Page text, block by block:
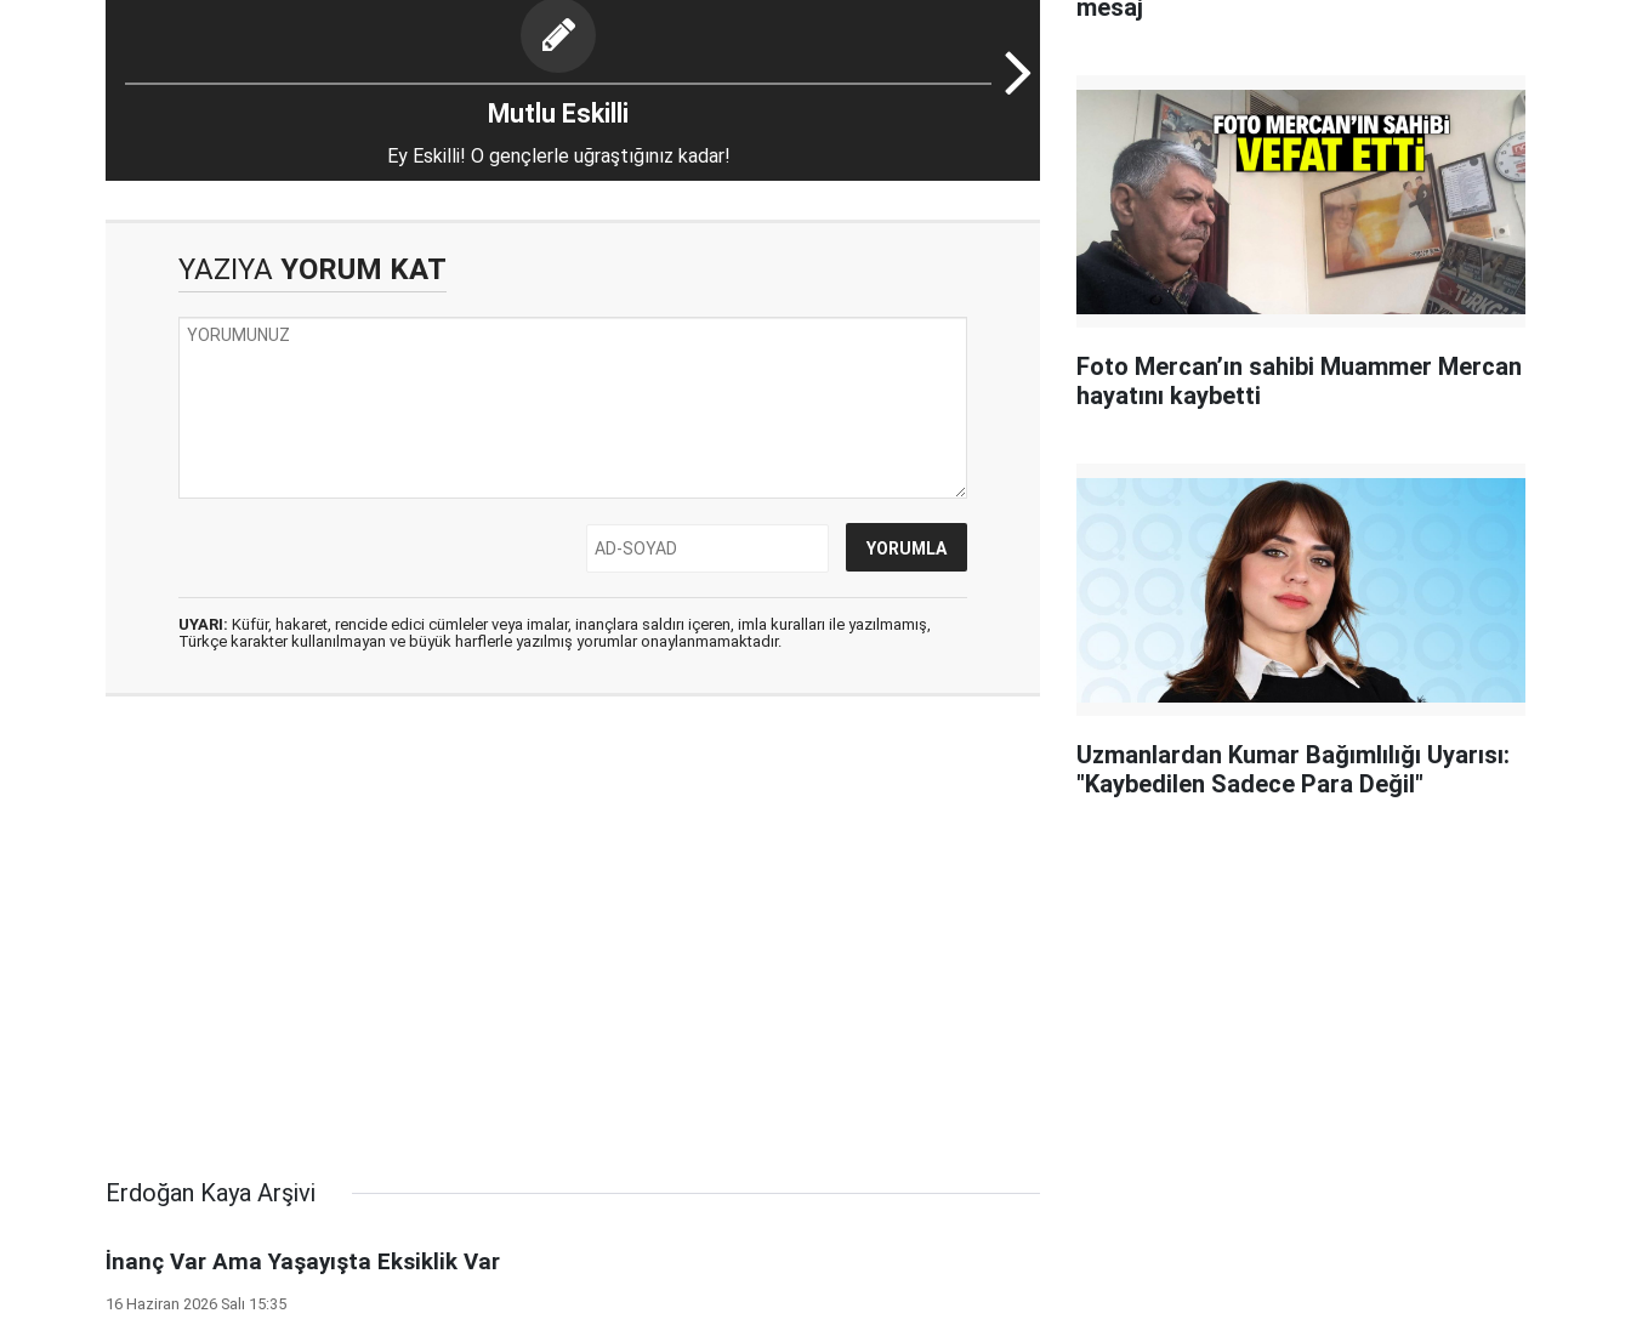
Mutlu Eskilli
Ey Eskilli! O gençlerle uğraştığınız kadar!
YAZIYA YORUM KAT
UYARI: Küfür, hakaret, rencide edici cümleler veya imalar, inançlara saldırı içeren, imla kuralları ile yazılmamış,
Türkçe karakter kullanılmayan ve büyük harflerle yazılmış yorumlar onaylanmamaktadır.
Erdoğan Kaya Arşivi
İnanç Var Ama Yaşayışta Eksiklik Var
16 Haziran 2026 Salı 15:35
mesaj
Foto Mercan’ın sahibi Muammer Mercan
hayatını kaybetti
Uzmanlardan Kumar Bağımlılığı Uyarısı:
"Kaybedilen Sadece Para Değil"